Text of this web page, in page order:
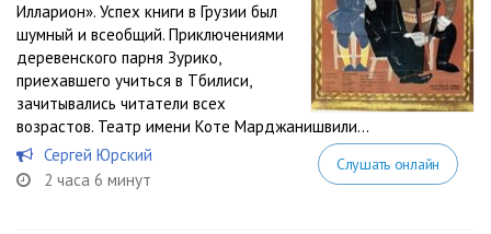
Илларион». Успех книги в Грузии был
шумный и всеобщий. Приключениями
деревенского парня Зурико,
приехавшего учиться в Тбилиси,
зачитывались читатели всех
возрастов. Театр имени Коте Марджанишвили...
Сергей Юрский
2 часа 6 минут
Слушать онлайн